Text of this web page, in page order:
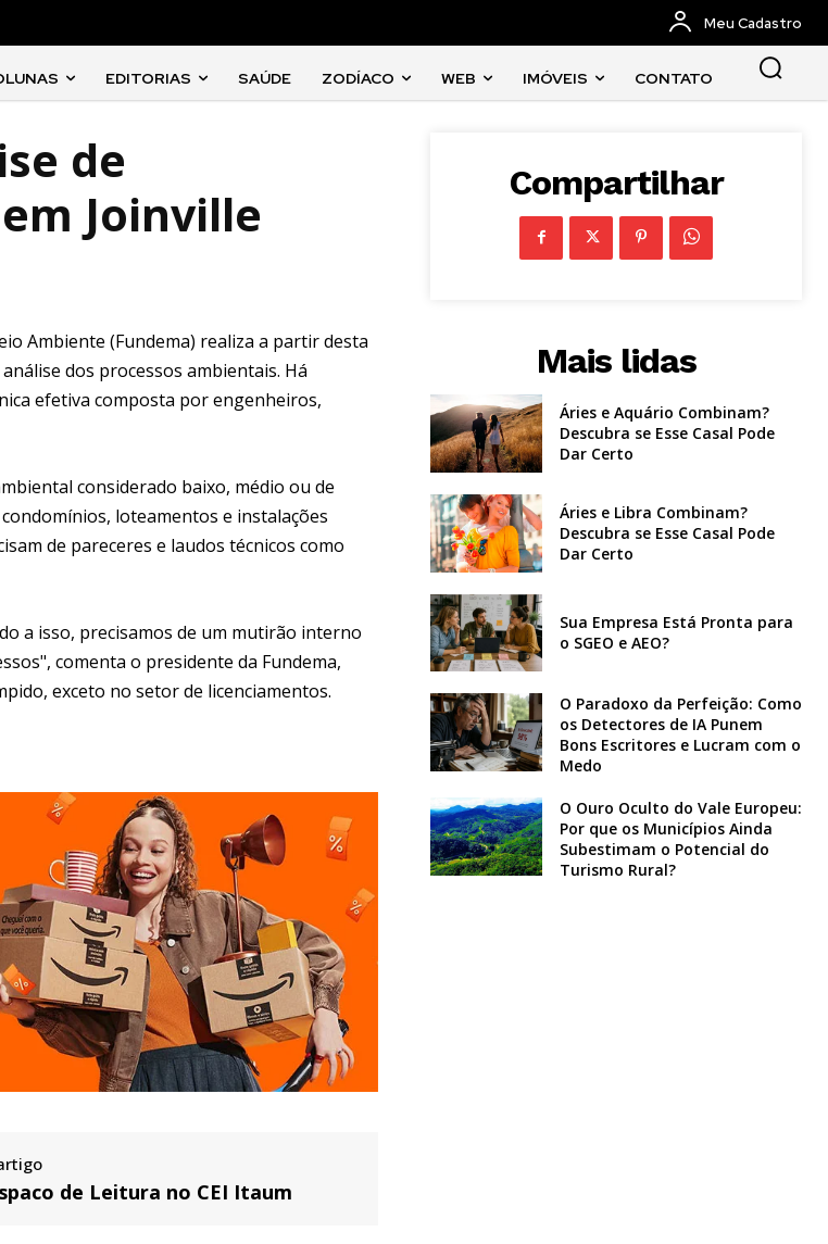
Meu Cadastro
EDITORIAS SAÚDE ZODÍACO WEB IMÓVEIS CONTATO
de
Joinville
Ambiente (Fundema) realiza a partir desta
dos processos ambientais. Há
efetiva composta por engenheiros,
considerado baixo, médio ou de
loteamentos e instalações
de pareceres e laudos técnicos como
a isso, precisamos de um mutirão interno
comenta o presidente da Fundema,
exceto no setor de licenciamentos.
de Leitura no CEI Itaum
Compartilhar
Mais lidas
Áries e Aquário Combinam?
Descubra se Esse Casal Pode
Dar Certo
Áries e Libra Combinam?
Descubra se Esse Casal Pode
Dar Certo
Sua Empresa Está Pronta para
o SGEO e AEO?
O Paradoxo da Perfeição: Como
os Detectores de IA Punem
Bons Escritores e Lucram com o
Medo
O Ouro Oculto do Vale Europeu:
Por que os Municípios Ainda
Subestimam o Potencial do
Turismo Rural?